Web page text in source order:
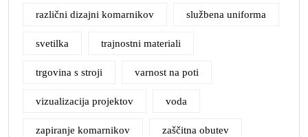
različni dizajni komarnikov službena uniforma
svetilka trajnostni materiali
trgovina s stroji varnost na poti
vizualizacija projektov voda
zapiranje komarnikov zaščitna obutev